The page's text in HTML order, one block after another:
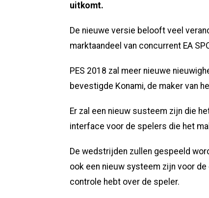
uitkomt.
De nieuwe versie belooft veel
marktaandeel van concurrent EA
PES 2018 zal meer nieuwe
bevestigde Konami, de maker van
Er zal een nieuw susteem zijn die
interface voor de spelers die het
De wedstrijden zullen gespeeld
ook een nieuw systeem zijn voor
controle hebt over de speler.